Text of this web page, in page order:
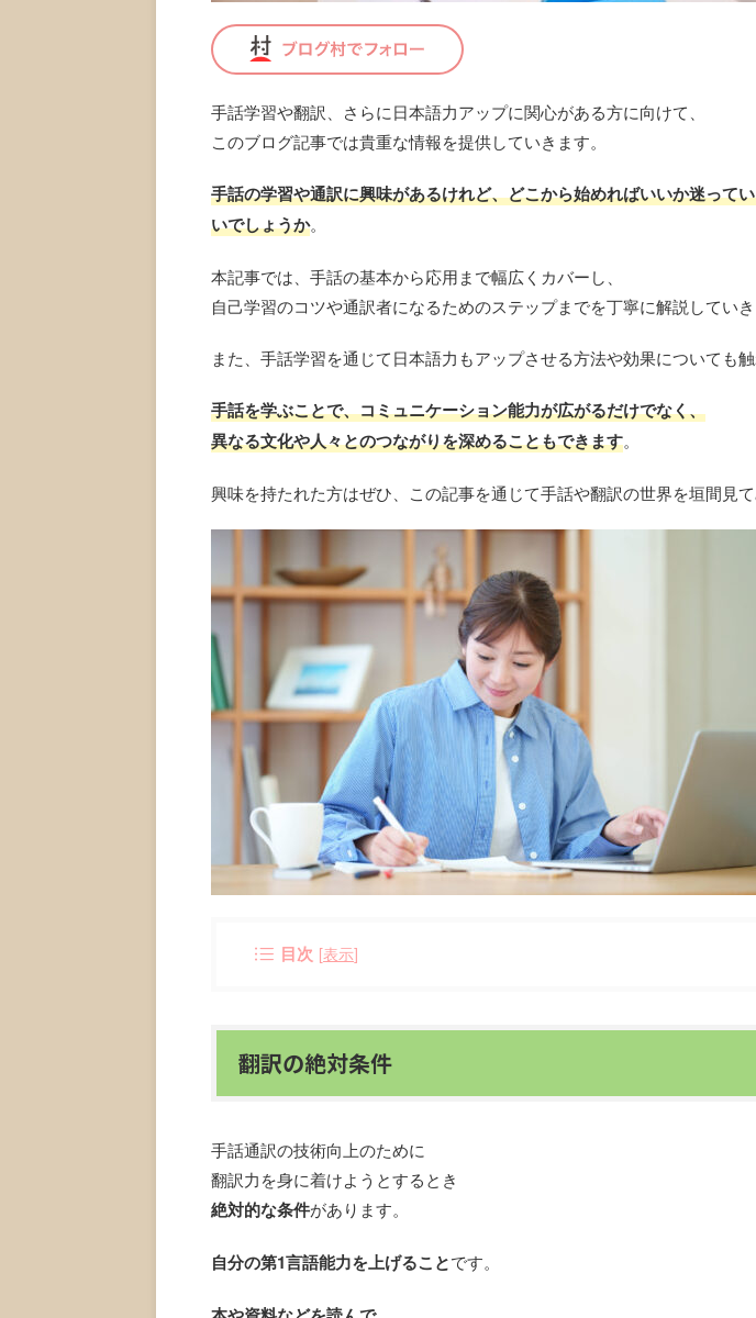
手話学習や翻訳、さらに日本語力アップに関心がある方に向けて、
このブログ記事では貴重な情報を提供していきます。
手話の学習や通訳に興味があるけれど、どこから始めればいいか迷って
いでしょうか。
本記事では、手話の基本から応用まで幅広くカバーし、
自己学習のコツや通訳者になるためのステップまでを丁寧に解説していき
また、手話学習を通じて日本語力もアップさせる方法や効果についても触
手話を学ぶことで、コミュニケーション能力が広がるだけでなく、
異なる文化や人々とのつながりを深めることもできます。
興味を持たれた方はぜひ、この記事を通じて手話や翻訳の世界を垣間見て
目次 [表示]
翻訳の絶対条件
手話通訳の技術向上のために
翻訳力を身に着けようとするとき
絶対的な条件があります。
自分の第1言語能力を上げることです。